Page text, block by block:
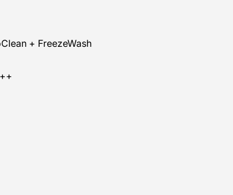
+ FreezeWash